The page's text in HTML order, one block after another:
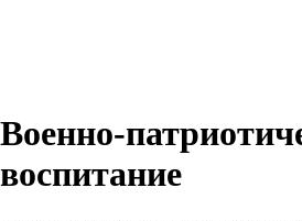
Военно-
воспитание